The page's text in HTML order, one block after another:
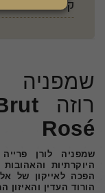
קלוריות ל 100 מ"ל
שמפניה
רוזה
Rosé
שמפניה לורן
הפכה לאייקון של
הורוד העדין והאיזון